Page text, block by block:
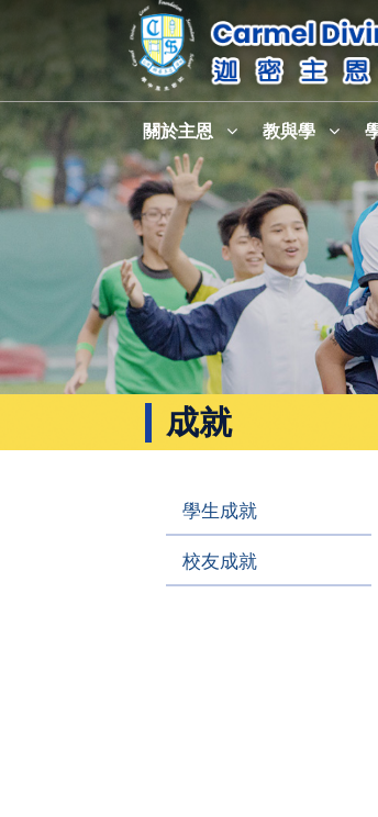
關於主恩 教與學
成就
學生成就
校友成就